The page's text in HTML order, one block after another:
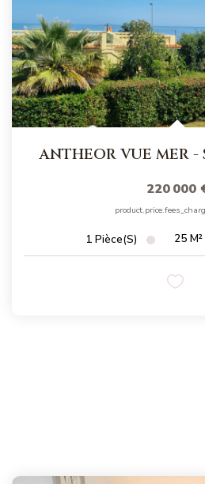
ANTHEOR VUE MER -
220 000
1 Pièce(s) 25 M²